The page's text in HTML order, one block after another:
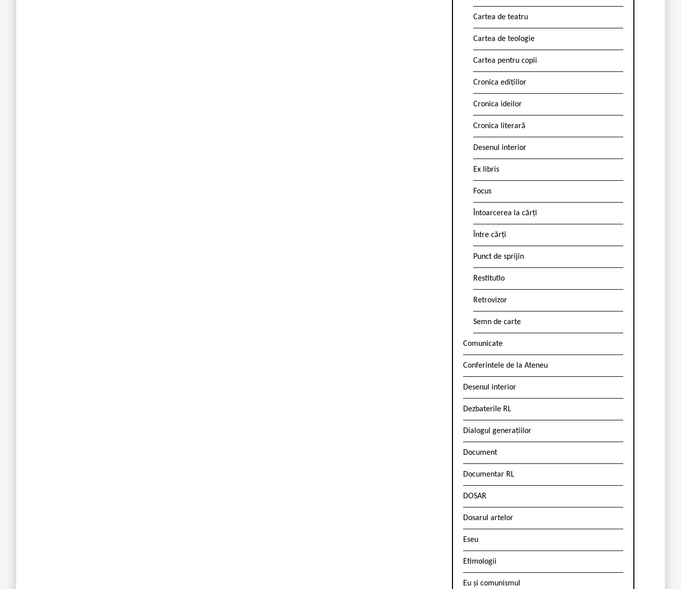
Cartea de teatru
Cartea de teologie
Cartea pentru copii
Cronica edițiilor
Cronica ideilor
Cronica literară
Desenul interior
Ex libris
Focus
Întoarcerea la cărți
Între cărți
Punct de sprijin
Restitutio
Retrovizor
Semn de carte
Comunicate
Conferintele de la Ateneu
Desenul interior
Dezbaterile RL
Dialogul generațiilor
Document
Documentar RL
DOSAR
Dosarul artelor
Eseu
Etimologii
Eu și comunismul